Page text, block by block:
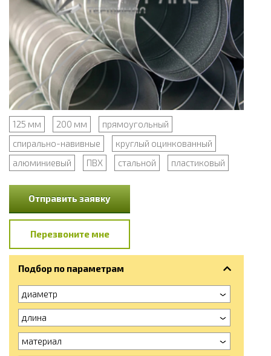
125 мм 200 мм
прямоугольный
спирально-навивные
круглый оцинкованный
алюминиевый
ПВХ стальной пластиковый
Отправить заявку
Перезвоните мне
Подбор по параметрам
диаметр
длина
материал